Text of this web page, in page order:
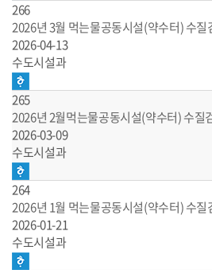
266
2026년 3월 먹는물공동시설(약수터) 수질
2026-04-13
수도시설과
265
2026년 2월먹는물공동시설(약수터) 수질
2026-03-09
수도시설과
264
2026년 1월 먹는물공동시설(약수터) 수질
2026-01-21
수도시설과